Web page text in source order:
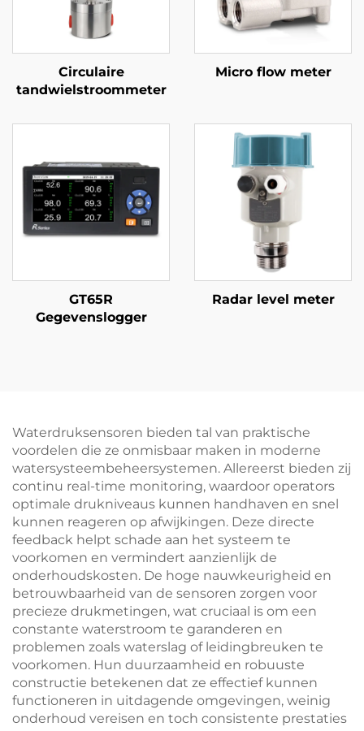
Circulaire
tandwielstroommeter
Micro flow meter
GT65R
Gegevenslogger
Radar level meter
Waterdruksensoren bieden tal van praktische
voordelen die ze onmisbaar maken in moderne
watersysteembeheersystemen. Allereerst bieden zij
continu real-time monitoring, waardoor operators
optimale drukniveaus kunnen handhaven en snel
kunnen reageren op afwijkingen. Deze directe
feedback helpt schade aan het systeem te
voorkomen en vermindert aanzienlijk de
onderhoudskosten. De hoge nauwkeurigheid en
betrouwbaarheid van de sensoren zorgen voor
precieze drukmetingen, wat cruciaal is om een
constante waterstroom te garanderen en
problemen zoals waterslag of leidingbreuken te
voorkomen. Hun duurzaamheid en robuuste
constructie betekenen dat ze effectief kunnen
functioneren in uitdagende omgevingen, weinig
onderhoud vereisen en toch consistente prestaties